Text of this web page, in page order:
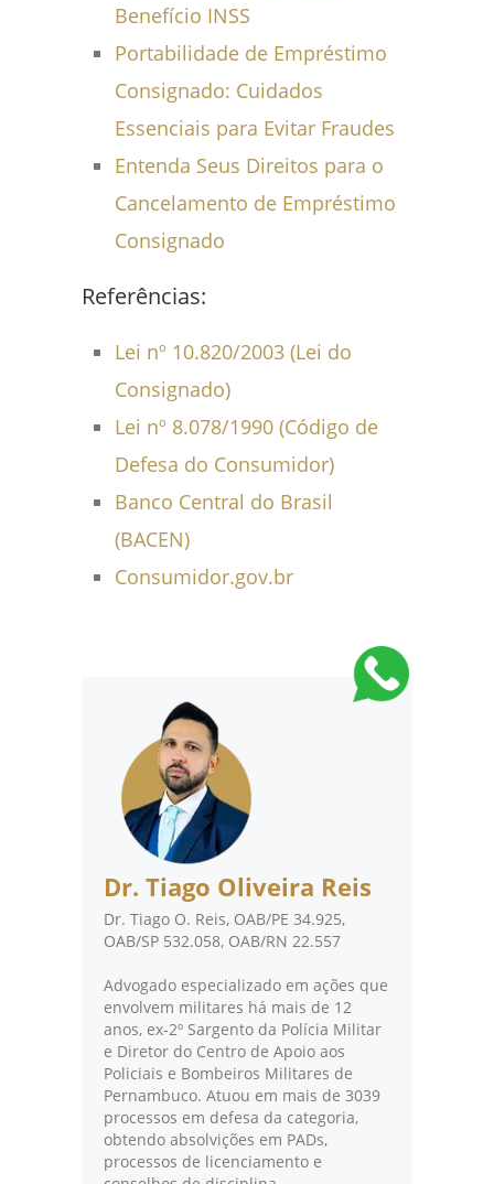
Benefício INSS
Portabilidade de Empréstimo
Consignado: Cuidados
Essenciais para Evitar Fraudes
Entenda Seus Direitos para o
Cancelamento de Empréstimo
Consignado
Referências:
Lei nº 10.820/2003 (Lei do
Consignado)
Lei nº 8.078/1990 (Código de
Defesa do Consumidor)
Banco Central do Brasil
(BACEN)
Consumidor.gov.br
Dr. Tiago Oliveira Reis
Dr. Tiago O. Reis, OAB/PE 34.925,
OAB/SP 532.058, OAB/RN 22.557
Advogado especializado em ações que
envolvem militares há mais de 12
anos, ex-2º Sargento da Polícia Militar
e Diretor do Centro de Apoio aos
Policiais e Bombeiros Militares de
Pernambuco. Atuou em mais de 3039
processos em defesa da categoria,
obtendo absolvições em PADs,
processos de licenciamento e